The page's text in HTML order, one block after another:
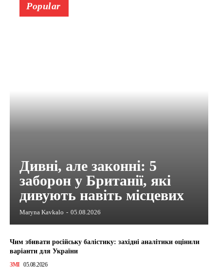
Popular
Дивні, але законні: 5
заборон у Британії, які
дивують навіть місцевих
Maryna Kavkalo - 05.08.2026
Чим збивати російську балістику: західні аналітики оцінили
варіанти для України
ЗМІ 05.08.2026